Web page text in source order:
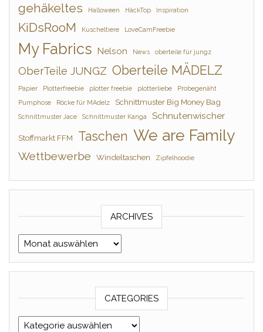
gehäkeltes Halloween HäckTop Inspiration
KiDsRooM Kuscheltiere LoveCamFreebie
My Fabrics Nelson News oberteile für jungz
OberTeile JUNGZ Oberteile MÄDELZ
Papier Plotterfreebie plotter freebie plotterliebe
Probegenäht
Pumphose
Röcke für MAdelz Schnittmuster Big Money Bag
Schnittmuster Jace Schnittmuster Kanga Schnutenwischer
Stoffmarkt FFM Taschen We are Family
Wettbewerbe Windeltaschen Zipfelhoodie
ARCHIVES
Archives
CATEGORIES
Categories